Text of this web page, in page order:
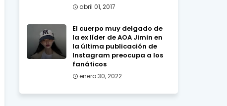
abril 01, 2017
El cuerpo muy delgado de
la ex líder de AOA Jimin en
la última publicación de
Instagram preocupa a los
fanáticos
enero 30, 2022